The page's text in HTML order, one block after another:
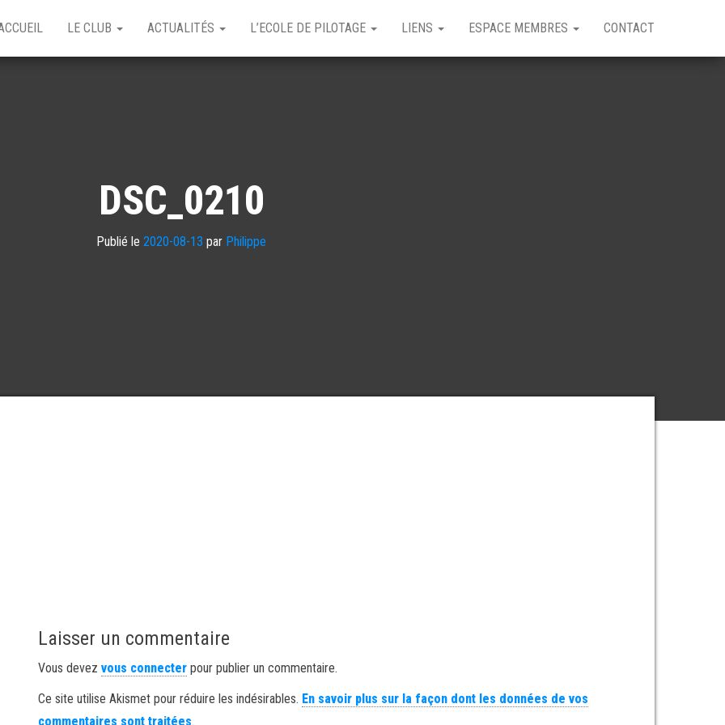
LE CLUB ACTUALITÉS L’ECOLE DE PILOTAGE LIENS ESPACE MEMBRES CONTACT
DSC_0210
Publié le 2020-08-13 par Philippe
Laisser un commentaire
Vous devezvous connecter pour publier un commentaire.
Ce site utilise Akismet pour réduire les indésirables. En savoir plus sur la façon dont les données de vos
commentaires sont traitées.